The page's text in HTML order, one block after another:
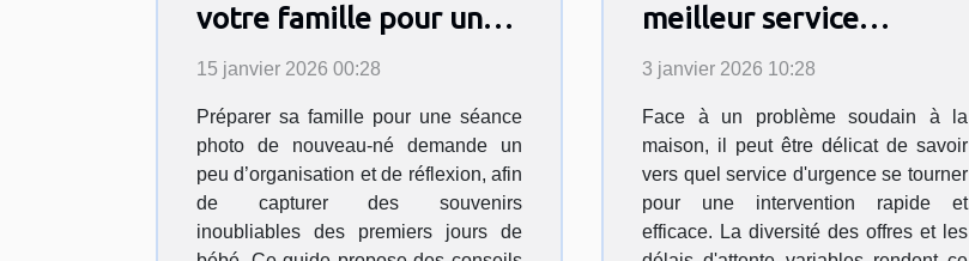
votre famille pour une
séance photo de
nouveau-né?
15 janvier 2026 00:28
Préparer sa famille pour une séance
photo de nouveau-né demande un
peu d’organisation et de réflexion, afin
de capturer des souvenirs
inoubliables des premiers jours de
meilleur service
d'urgence pour vos
travaux domestiques ?
3 janvier 2026 10:28
Face à un problème soudain à la
maison, il peut être délicat de savoir
vers quel service d'urgence se tourner
pour une intervention rapide et
efficace. La diversité des offres et les